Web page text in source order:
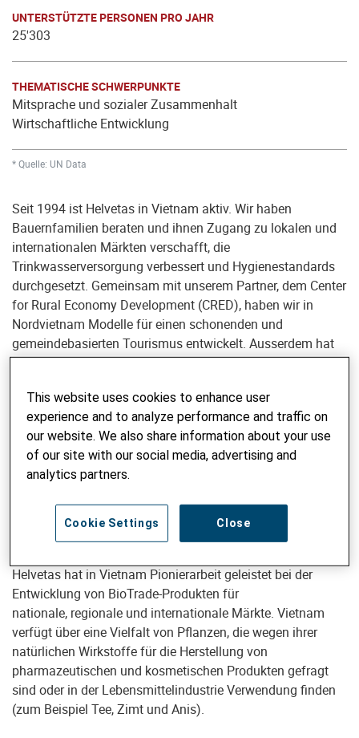
UNTERSTÜTZTE PERSONEN PRO JAHR
25'303
THEMATISCHE SCHWERPUNKTE
Mitsprache und sozialer Zusammenhalt
Wirtschaftliche Entwicklung
* Quelle: UN Data
Seit 1994 ist Helvetas in Vietnam aktiv. Wir haben
Bauernfamilien beraten und ihnen Zugang zu lokalen und
internationalen Märkten verschafft, die
Trinkwasserversorgung verbessert und Hygienestandards
durchgesetzt. Gemeinsam mit unserem Partner, dem Center
for Rural Economy Development (CRED), haben wir in
Nordvietnam Modelle für einen schonenden und
gemeindebasierten Tourismus entwickelt. Ausserdem hat
sich Helvetas für die Rechte von benachteiligten ethnischen
sich rasch verändernden Kontext haben wir die
Interventionen auf meso-Ebene ausgeweitet, insbesondere
durch die Zusammenarbeit mit der Privatwirtschaft für eine
nachhaltige und faire Entwicklung
von Wertschöpfungsketten.
Nachhaltiger Anbau von Arzneipflanzen
und faire Vermarktung von Produkten
Helvetas hat in Vietnam Pionierarbeit geleistet bei der
Entwicklung von BioTrade-Produkten für
nationale, regionale und internationale Märkte. Vietnam
verfügt über eine Vielfalt von Pflanzen, die wegen ihrer
natürlichen Wirkstoffe für die Herstellung von
pharmazeutischen und kosmetischen Produkten gefragt
sind oder in der Lebensmittelindustrie Verwendung finden
(zum Beispiel Tee, Zimt und Anis).
This website uses cookies to enhance user
experience and to analyze performance and traffic on
our website. We also share information about your use
of our site with our social media, advertising and
analytics partners.
Close
Cookie Settings